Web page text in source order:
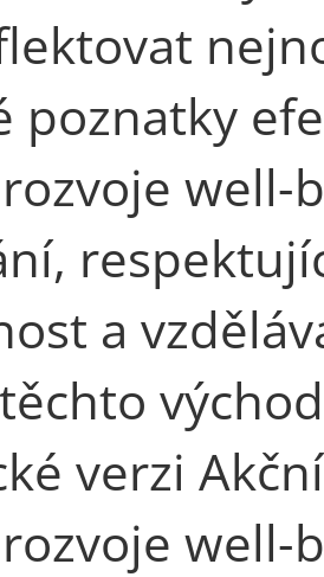
poznatky
a
verzi